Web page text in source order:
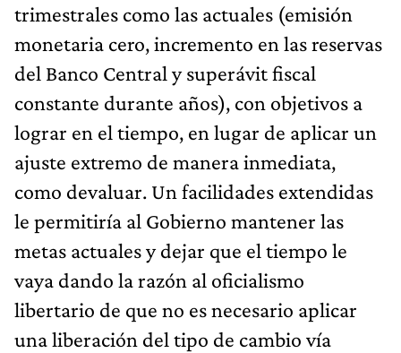
trimestrales como las actuales (emisión
monetaria cero, incremento en las reservas
del Banco Central y superávit fiscal
constante durante años), con objetivos a
lograr en el tiempo, en lugar de aplicar un
ajuste extremo de manera inmediata,
como devaluar. Un facilidades extendidas
le permitiría al Gobierno mantener las
metas actuales y dejar que el tiempo le
vaya dando la razón al oficialismo
libertario de que no es necesario aplicar
una liberación del tipo de cambio vía